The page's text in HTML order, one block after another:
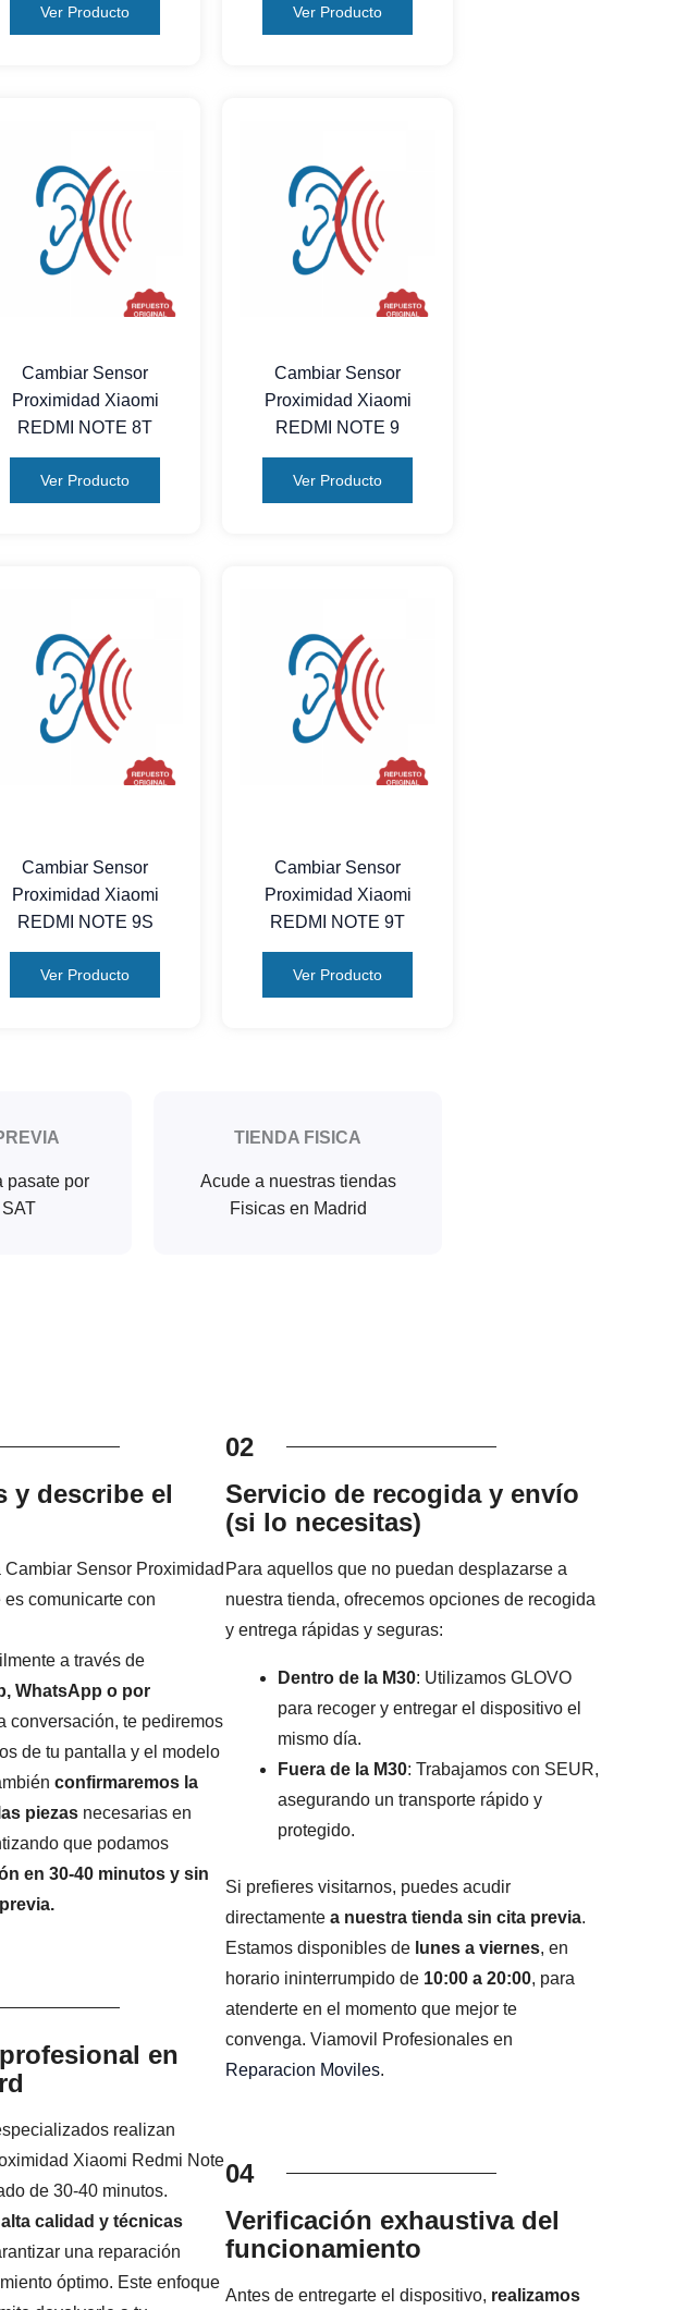
Ver Producto Ver Producto
Cambiar Sensor
Proximidad Xiaomi
REDMI NOTE 8T
Ver Producto
Cambiar Sensor
Proximidad Xiaomi
REDMI NOTE 9
Ver Producto
Cambiar Sensor
Proximidad Xiaomi
REDMI NOTE 9S
Ver Producto
Cambiar Sensor
Proximidad Xiaomi
REDMI NOTE 9T
Ver Producto
pasate por
TIENDA FISICA
Acude a nuestras tiendas
Fisicas en Madrid
y describe el
Cambiar Sensor Proximidad
comunicarte con
a través de
WhatsApp o por
conversación, te pediremos
de tu pantalla y el modelo
confirmaremos la
piezasnecesarias en
que podamos
en 30-40 minutos y sin
en
realizan
Xiaomi Redmi Note
de 30-40 minutos.
calidad y técnicas
una reparación
óptimo. Este enfoque
02
Servicio de recogida y envío
(si lo necesitas)
Para aquellos que no puedan desplazarse a
nuestra tienda, ofrecemos opciones de recogida
y entrega rápidas y seguras:
Dentro de la M30: Utilizamos GLOVO
para recoger y entregar el dispositivo el
mismo día.
Fuera de la M30: Trabajamos con SEUR,
asegurando un transporte rápido y
protegido.
Si prefieres visitarnos, puedes acudir
directamentea nuestra tienda sin cita previa.
Estamos disponibles de lunes a viernes, en
horario ininterrumpido de 10:00 a 20:00, para
atenderte en el momento que mejor te
convenga. Viamovil Profesionales en
Reparacion Moviles.
04
Verificación exhaustiva del
funcionamiento
Antes de entregarte el dispositivo, realizamos